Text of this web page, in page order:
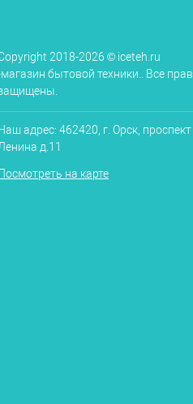
2018-2026 © iceteh.ru
бытовой техники.. Все
Наш адрес: 462420, г. Орск, проспект
д.11
Посмотреть на карте